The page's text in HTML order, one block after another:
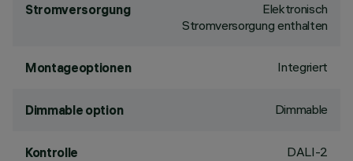
Stromversorgung
Elektronisch
Stromversorgung enthalten
Montageoptionen Integriert
Dimmable option Dimmable
Kontrolle DALI-2